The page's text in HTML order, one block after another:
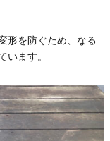
形を防ぐため、なる
います。